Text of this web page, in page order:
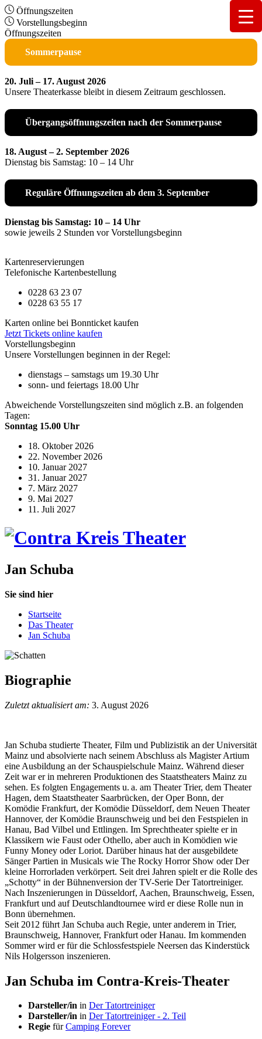
Öffnungszeiten
Vorstellungsbeginn
Öffnungszeiten
Sommerpause
20. Juli – 17. August 2026
Unsere Theaterkasse bleibt in diesem Zeitraum geschlossen.
Übergangsöffnungszeiten nach der Sommerpause
18. August – 2. September 2026
Dienstag bis Samstag: 10 – 14 Uhr
Reguläre Öffnungszeiten ab dem 3. September
Dienstag bis Samstag: 10 – 14 Uhr
sowie jeweils 2 Stunden vor Vorstellungsbeginn
Kartenreservierungen
Telefonische Kartenbestellung
0228 63 23 07
0228 63 55 17
Karten online bei Bonnticket kaufen
Jetzt Tickets online kaufen
Vorstellungsbeginn
Unsere Vorstellungen beginnen in der Regel:
dienstags – samstags um 19.30 Uhr
sonn- und feiertags 18.00 Uhr
Abweichende Vorstellungszeiten sind möglich z.B. an folgenden
Tagen:
Sonntag 15.00 Uhr
18. Oktober 2026
22. November 2026
10. Januar 2027
31. Januar 2027
7. März 2027
9. Mai 2027
11. Juli 2027
Jan Schuba
Sie sind hier
Startseite
Das Theater
Jan Schuba
Biographie
Zuletzt aktualisiert am: 3. August 2026
Jan Schuba studierte Theater, Film und Publizistik an der Universität
Mainz und absolvierte nach seinem Abschluss als Magister Artium
eine Ausbildung an der Schauspielschule Mainz. Während dieser
Zeit war er in mehreren Produktionen des Staatstheaters Mainz zu
sehen. Es folgten Engagements u. a. am Theater Trier, dem Theater
Hagen, dem Staatstheater Saarbrücken, der Oper Bonn, der
Komödie Frankfurt, der Komödie Düsseldorf, dem Neuen Theater
Hannover, der Komödie Braunschweig und bei den Festspielen in
Hanau, Bad Vilbel und Ettlingen. Im Sprechtheater spielte er in
Klassikern wie Faust oderOthello, aber auch in Komödien wie
Funny Money oderLoriot. Darüber hinaus hat der ausgebildete
Sänger Partien in Musicals wie The Rocky Horror Show oderDer
kleine Horrorladen verkörpert. Seit drei Jahren spielt er die Rolle des
„Schotty“ in der Bühnenversion der TV-Serie Der Tatortreiniger.
Nach Inszenierungen in Düsseldorf, Aachen, Braunschweig, Essen,
Frankfurt und auf Deutschlandtournee wird er diese Rolle nun in
Bonn übernehmen.
Seit 2012 führt Jan Schuba auch Regie, unter anderem in Trier,
Braunschweig, Hannover, Frankfurt oder Hanau. Im kommenden
Sommer wird er für die Schlossfestspiele Neersen das Kinderstück
Nils Holgersson inszenieren.
Jan Schuba im Contra-Kreis-Theater
Darsteller/in in Der Tatortreiniger
Darsteller/in in Der Tatortreiniger - 2. Teil
Regie fürCamping Forever